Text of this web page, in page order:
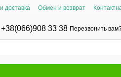
доставка Обмен и возврат
+38(066)908 33 38 Перезвонить